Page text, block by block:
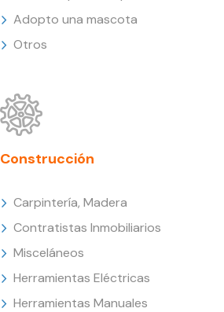
Adopto una mascota
Otros
Construcción
Carpintería, Madera
Contratistas Inmobiliarios
Misceláneos
Herramientas Eléctricas
Herramientas Manuales